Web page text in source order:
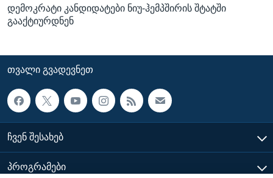
დემოკრატი კანდიდატები ნიუ-ჰემპშირის შტატში
გააქტიურდნენ
ᲗᲕᲐᲚᲘ ᲒᲕᲐᲓᲔᲕᲜᲔᲗ
ᲩᲕᲔᲜ ᲨᲔᲡᲐᲮᲔᲑ
ᲞᲠᲝᲒᲠᲐᲛᲔᲑᲘ